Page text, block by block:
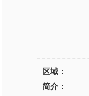
区域：
简介：